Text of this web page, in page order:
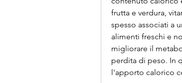
frutta e verdura,
spesso associati a
alimenti freschi e
migliorare il
perdita di peso. In
l'apporto calorico